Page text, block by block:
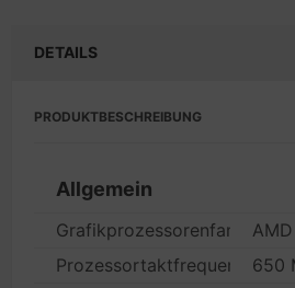
DETAILS
PRODUKTBESCHREIBUNG
Allgemein
GrafikprozessorenfamilieAMD
Prozessortaktfrequenz
650